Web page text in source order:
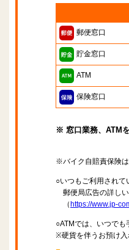
郵便窓口
貯金窓口
ATM
保険窓口
※ 窓口業務、ATM
※バイク自賠責保険
○いつもご利用され
郵便局広告の詳し
（ https://www.jp-
○ATMでは、いつで
※硬貨を伴うお預け入